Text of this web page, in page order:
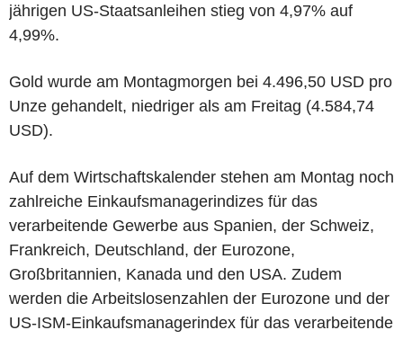
jährigen US-Staatsanleihen stieg von 4,97% auf
4,99%.
Gold wurde am Montagmorgen bei 4.496,50 USD pro
Unze gehandelt, niedriger als am Freitag (4.584,74
USD).
Auf dem Wirtschaftskalender stehen am Montag noch
zahlreiche Einkaufsmanagerindizes für das
verarbeitende Gewerbe aus Spanien, der Schweiz,
Frankreich, Deutschland, der Eurozone,
Großbritannien, Kanada und den USA. Zudem
werden die Arbeitslosenzahlen der Eurozone und der
US-ISM-Einkaufsmanagerindex für das verarbeitende